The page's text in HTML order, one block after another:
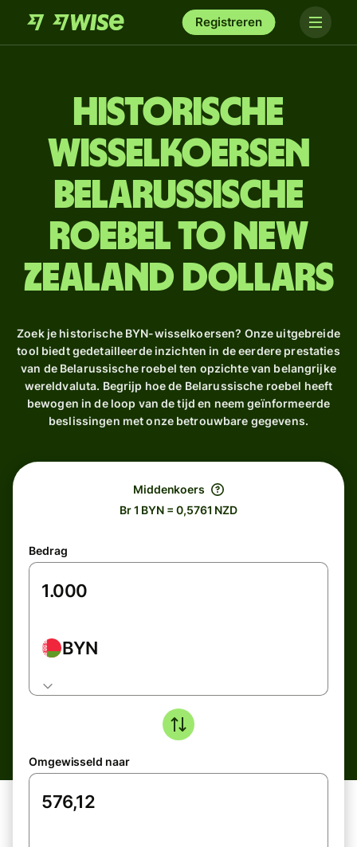
Registreren
Historische
wisselkoersen
Belarussische
roebel to New
Zealand dollars
Zoek je historische BYN-wisselkoersen? Onze uitgebreide
tool biedt gedetailleerde inzichten in de eerdere prestaties
van de Belarussische roebel ten opzichte van belangrijke
wereldvaluta. Begrijp hoe de Belarussische roebel heeft
bewogen in de loop van de tijd en neem geïnformeerde
beslissingen met onze betrouwbare gegevens.
Middenkoers
Br 1 BYN = 0,5761 NZD
Bedrag
BYN
Omgewisseld naar